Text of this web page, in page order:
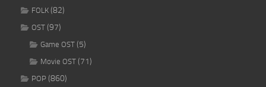
FOLK (82)
OST (97)
Game OST (5)
Movie OST (71)
POP (860)